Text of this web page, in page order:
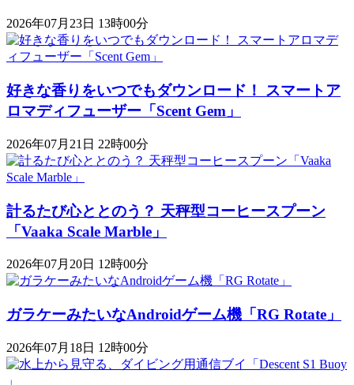
2026年07月23日 13時00分
好きな香りをいつでもダウンロード！ スマートア
ロマディフューザー「Scent Gem」
2026年07月21日 22時00分
計るたび心ととのう？ 天秤型コーヒースプーン
「Vaaka Scale Marble」
2026年07月20日 12時00分
ガラケーみたいなAndroidゲーム機「RG Rotate」
2026年07月18日 12時00分